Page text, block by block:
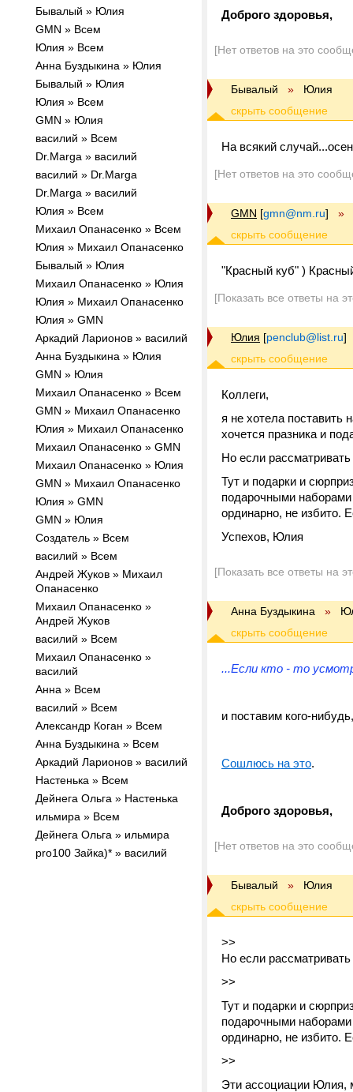
Бывалый » Юлия
GMN » Всем
Юлия » Всем
Анна Буздыкина » Юлия
Бывалый » Юлия
Юлия » Всем
GMN » Юлия
василий » Всем
Dr.Marga » василий
василий » Dr.Marga
Dr.Marga » василий
Юлия » Всем
Михаил Опанасенко » Всем
Юлия » Михаил Опанасенко
Бывалый » Юлия
Михаил Опанасенко » Юлия
Юлия » Михаил Опанасенко
Юлия » GMN
Аркадий Ларионов » василий
Анна Буздыкина » Юлия
GMN » Юлия
Михаил Опанасенко » Всем
GMN » Михаил Опанасенко
Юлия » Михаил Опанасенко
Михаил Опанасенко » GMN
Михаил Опанасенко » Юлия
GMN » Михаил Опанасенко
Юлия » GMN
GMN » Юлия
Создатель » Всем
василий » Всем
Андрей Жуков » Михаил
Опанасенко
Михаил Опанасенко »
Андрей Жуков
василий » Всем
Михаил Опанасенко »
василий
Анна » Всем
василий » Всем
Александр Коган » Всем
Анна Буздыкина » Всем
Аркадий Ларионов » василий
Настенька » Всем
Дейнега Ольга » Настенька
ильмира » Всем
Дейнега Ольга » ильмира
pro100 Зайка)* » василий
Доброго здоровья,
[Нет ответов на это
Бывалый » Юлия
На всякий
[Нет ответов на это
GMN [gmn@nm.ru] »
"Красный куб" )
[Показать все ответы на
Юлия [penclub@list.ru]
Коллеги,
я не хотела поставить
хочется празника и
Но если
Тут и подарки и
подарочными
ординарно, не избито.
Успехов, Юлия
[Показать все ответы на
Анна Буздыкина »
...Если кто - то
и поставим кого-
Сошлюсь на это.
Доброго здоровья,
[Нет ответов на это
Бывалый » Юлия
>>
Но если
>>
Тут и подарки и
подарочными
ординарно, не избито.
>>
Эти ассоциации Юлия,